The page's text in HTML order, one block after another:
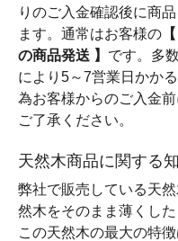
りのご入金確認後に商
ます。通常はお客様の
の商品発送 】 です。多
により5～7営業日かか
為お客様からのご入金
ご了承ください。
天然木商品に関する
弊社で販売している天
然木をそのまま薄くし
この天然木の最大の特